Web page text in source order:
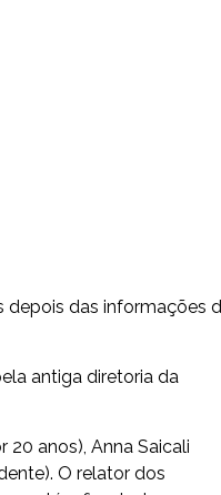
depois das informações
antiga diretoria da
anos), Anna Saicali
O relator dos